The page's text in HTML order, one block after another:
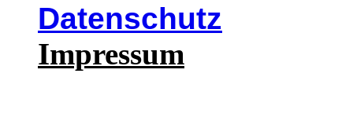
Datenschutz
Impressum